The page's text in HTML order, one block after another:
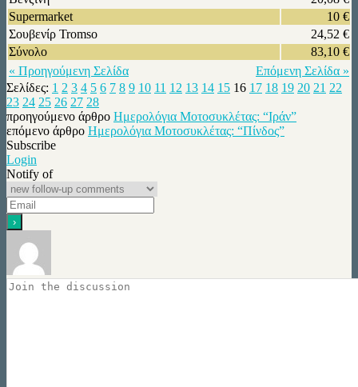
Supermarket
10 €
Σουβενίρ Tromso
24,52 €
Σύνολο
83,10 €
« Προηγούμενη Σελίδα
Επόμενη Σελίδα »
Σελίδες: 1 2 3 4 5 6 7 8 9 10 11 12 13 14 15 16 17 18 19 20 21 22
23 24 25 26 27 28
προηγούμενο άρθρο Ημερολόγια Μοτοσυκλέτας: “Ιράν”
επόμενο άρθρο Ημερολόγια Μοτοσυκλέτας: “Πίνδος”
Subscribe
Login
Notify of